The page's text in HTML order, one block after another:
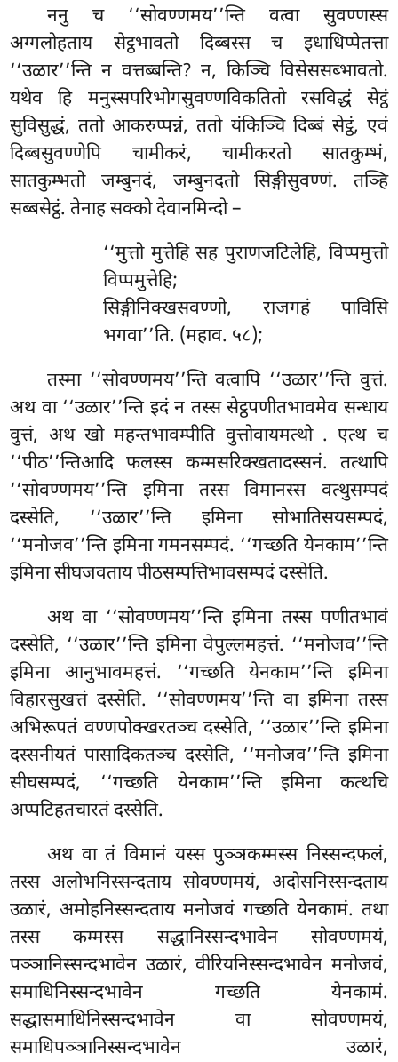
ननु च ‘‘सोवण्णमय’’न्ति वत्वा सुवण्णस्स
अग्गलोहताय सेट्ठभावतो दिब्बस्स च इधाधिप्पेतत्ता
‘‘उळार’’न्ति न वत्तब्बन्ति? न, किञ्चि विसेससब्भावतो.
यथेव हि मनुस्सपरिभोगसुवण्णविकतितो रसविद्धं सेट्ठं
सुविसुद्धं, ततो आकरुप्पन्नं, ततो यंकिञ्चि दिब्बं सेट्ठं, एवं
दिब्बसुवण्णेपि चामीकरं, चामीकरतो सातकुम्भं,
सातकुम्भतो जम्बुनदं, जम्बुनदतो सिङ्गीसुवण्णं. तञ्हि
सब्बसेट्ठं. तेनाह सक्को देवानमिन्दो –
‘‘मुत्तो मुत्तेहि सह पुराणजटिलेहि, विप्पमुत्तो
विप्पमुत्तेहि;
सिङ्गीनिक्खसवण्णो, राजगहं पाविसि
भगवा’’ति. (महाव. ५८);
तस्मा ‘‘सोवण्णमय’’न्ति वत्वापि ‘‘उळार’’न्ति वुत्तं.
अथ वा ‘‘उळार’’न्ति इदं न तस्स सेट्ठपणीतभावमेव सन्धाय
वुत्तं, अथ खो महन्तभावम्पीति वुत्तोवायमत्थो . एत्थ च
‘‘पीठ’’न्तिआदि फलस्स कम्मसरिक्खतादस्सनं. तत्थापि
‘‘सोवण्णमय’’न्ति इमिना तस्स विमानस्स वत्थुसम्पदं
दस्सेति, ‘‘उळार’’न्ति इमिना सोभातिसयसम्पदं,
‘‘मनोजव’’न्ति इमिना गमनसम्पदं. ‘‘गच्छति येनकाम’’न्ति
इमिना सीघजवताय पीठसम्पत्तिभावसम्पदं दस्सेति.
अथ वा ‘‘सोवण्णमय’’न्ति इमिना तस्स पणीतभावं
दस्सेति, ‘‘उळार’’न्ति इमिना वेपुल्लमहत्तं. ‘‘मनोजव’’न्ति
इमिना आनुभावमहत्तं. ‘‘गच्छति येनकाम’’न्ति इमिना
विहारसुखत्तं दस्सेति. ‘‘सोवण्णमय’’न्ति वा इमिना तस्स
अभिरूपतं वण्णपोक्खरतञ्च दस्सेति, ‘‘उळार’’न्ति इमिना
दस्सनीयतं पासादिकतञ्च दस्सेति, ‘‘मनोजव’’न्ति इमिना
सीघसम्पदं, ‘‘गच्छति येनकाम’’न्ति इमिना कत्थचि
अप्पटिहतचारतं दस्सेति.
अथ वा तं विमानं यस्स पुञ्ञकम्मस्स निस्सन्दफलं,
तस्स अलोभनिस्सन्दताय सोवण्णमयं, अदोसनिस्सन्दताय
उळारं, अमोहनिस्सन्दताय मनोजवं गच्छति येनकामं. तथा
तस्स कम्मस्स सद्धानिस्सन्दभावेन सोवण्णमयं,
पञ्ञानिस्सन्दभावेन उळारं, वीरियनिस्सन्दभावेन मनोजवं,
समाधिनिस्सन्दभावेन गच्छति येनकामं.
सद्धासमाधिनिस्सन्दभावेन वा सोवण्णमयं,
समाधिपञ्ञानिस्सन्दभावेन उळारं,